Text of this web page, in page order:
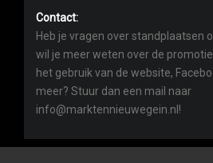
Contact:
Heb je vragen over standplaatsen
wil je meer weten over de
het gebruik van de website,
meer? Stuur dan een mail naar
info@marktennieuwegein.nl!